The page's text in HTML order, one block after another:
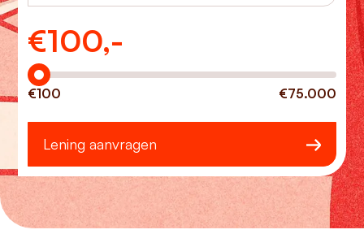
€100,-
Hoeveel wilt u lenen?
€100 €75.000
Lening aanvragen